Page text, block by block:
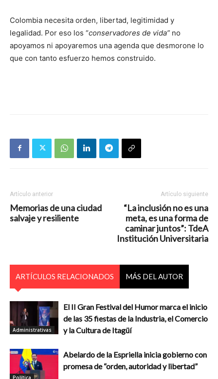
Colombia necesita orden, libertad, legitimidad y
legalidad. Por eso los “conservadores de vida” no
apoyamos ni apoyaremos una agenda que desmorone lo
que con tanto esfuerzo hemos construido.
Artículo anterior
Memorias de una ciudad
salvaje y resiliente
Artículo siguiente
“La inclusión no es una
meta, es una forma de
caminar juntos”: TdeA
Institución Universitaria
ARTÍCULOS RELACIONADOS MÁS DEL AUTOR
Administrativas
El II Gran Festival del Humor marca el inicio
de las 35 fiestas de la Industria, el Comercio
y la Cultura de Itagüí
Abelardo de la Espriella inicia gobierno con
promesa de “orden, autoridad y libertad”